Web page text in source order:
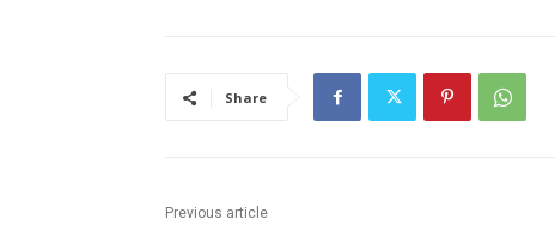
Share
Previous article